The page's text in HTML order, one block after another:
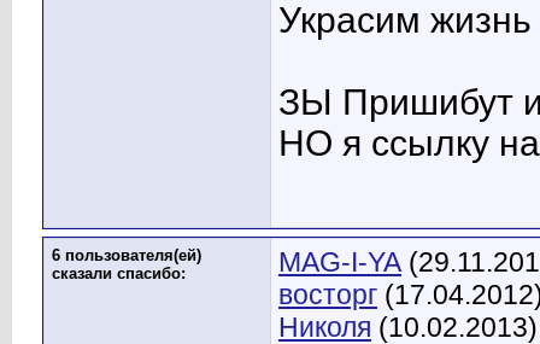
Украсим
ЗЫ Пришибут
НО я ссылку
6 пользователя(ей)
сказали cпасибо:
MAG-I-YA
восторг
Николя (10.02.2013)